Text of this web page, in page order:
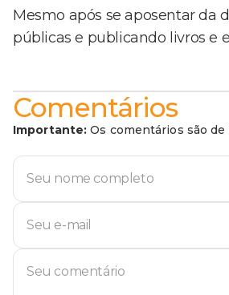
Mesmo após se aposentar da
públicas e publicando livros e
Comentários
Importante: Os comentários são